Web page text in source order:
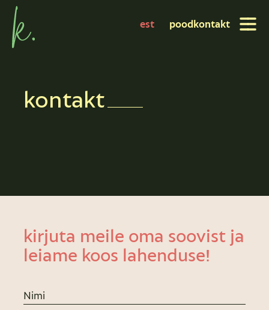
est poodkontakt
kontakt
kirjuta meile oma soovist ja
leiame koos lahenduse!